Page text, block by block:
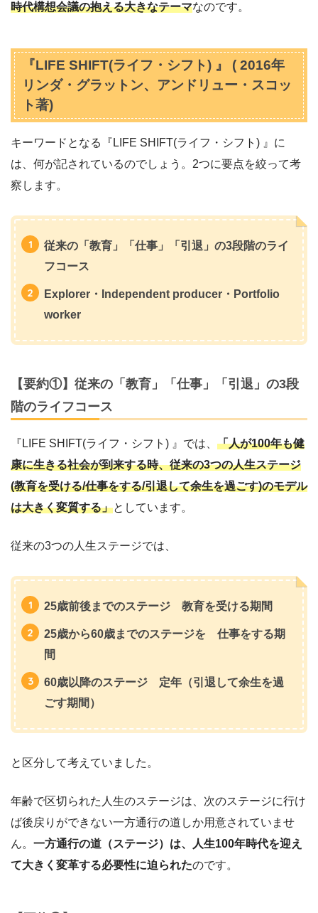
時代構想会議の抱える大きなテーマなのです。
『LIFE SHIFT(ライフ・シフト) 』 ( 2016年
リンダ・グラットン、アンドリュー・スコッ
ト著)
キーワードとなる『LIFE SHIFT(ライフ・シフト) 』に
は、何が記されているのでしょう。2つに要点を絞って考
察します。
従来の「教育」「仕事」「引退」の3段階のライ
フコース
Explorer・Independent producer・Portfolio
worker
【要約①】従来の「教育」「仕事」「引退」の3段
階のライフコース
『LIFE SHIFT(ライフ・シフト) 』では、 「人が100年も健
康に生きる社会が到来する時、従来の3つの人生ステージ
(教育を受ける/仕事をする/引退して余生を過ごす)のモデル
は大きく変質する」としています。
従来の3つの人生ステージでは、
25歳前後までのステージ 教育を受ける期間
25歳から60歳までのステージを 仕事をする期
間
60歳以降のステージ 定年（引退して余生を過
ごす期間）
と区分して考えていました。
年齢で区切られた人生のステージは、次のステージに行け
ば後戻りができない一方通行の道しか用意されていませ
ん。 一方通行の道（ステージ）は、人生100年時代を迎え
て大きく変革する必要性に迫られたのです。